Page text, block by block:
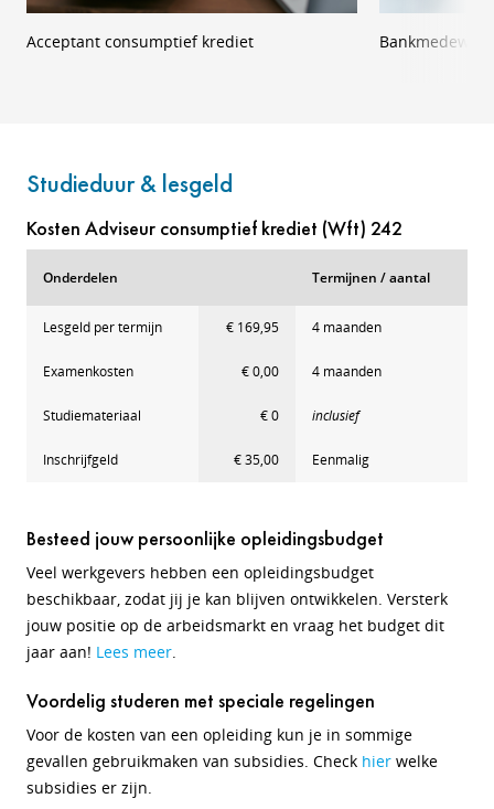
Acceptant consumptief krediet
Studieduur & lesgeld
Kosten Adviseur consumptief krediet (Wft) 242
Onderdelen Termijnen / aantal
Lesgeld per termijn € 169,95 4 maanden
Examenkosten € 0,00 4 maanden
Studiemateriaal € 0 inclusief
Inschrijfgeld € 35,00 Eenmalig
Besteed jouw persoonlijke opleidingsbudget
Veel werkgevers hebben een opleidingsbudget
beschikbaar, zodat jij je kan blijven ontwikkelen. Versterk
jouw positie op de arbeidsmarkt en vraag het budget dit
jaar aan! Lees meer.
Voordelig studeren met speciale regelingen
Voor de kosten van een opleiding kun je in sommige
gevallen gebruikmaken van subsidies. Check hier welke
subsidies er zijn.